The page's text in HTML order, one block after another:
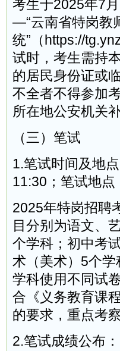
考生于2025年7
—“云南省特岗教
统”（https://
试时，考生需持
的居民身份证或
不全者不得参加
所在地公安机关
（三）笔试
1.笔试时间及地
11:30；笔试地
2025年特岗招聘
目分别为语文、
个学科；初中考
术（美术）5个
学科使用不同试
合《义务教育课
的要求，重点考
2.笔试成绩公布